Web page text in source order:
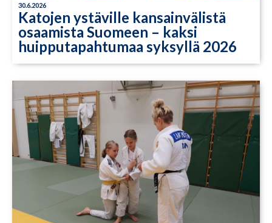
30.6.2026
Katojen ystäville kansainvälistä
osaamista Suomeen – kaksi
huipputapahtumaa syksyllä 2026